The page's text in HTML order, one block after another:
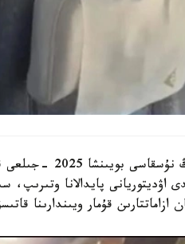
تەرگەپ-تەكسەرۋ
اۋديتوريانى پايدالانا
ازاماتتارىن قۇمار ويىندارىنا